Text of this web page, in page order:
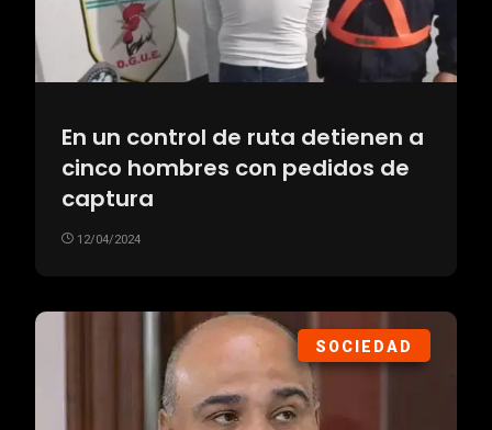
En un control de ruta detienen a
cinco hombres con pedidos de
captura
12/04/2024
SOCIEDAD